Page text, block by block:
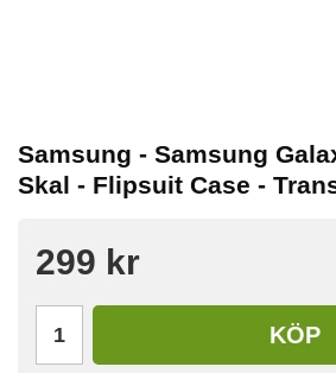
Samsung - Samsung
Skal - Flipsuit Case -
299 kr
KÖP